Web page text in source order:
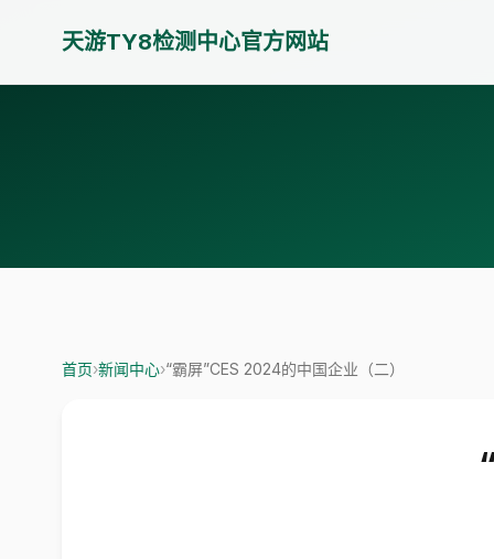
天游TY8检测中心官方网站
首页›新闻中心›“霸屏”CES 2024的中国企业（二）